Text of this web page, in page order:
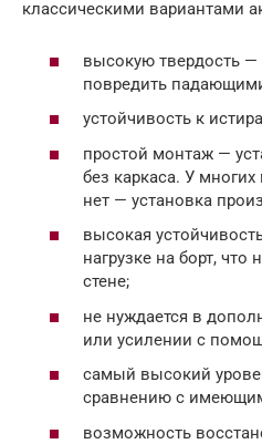
классическими вариантами
высокую твердость
повредить
устойчивость к
простой монтаж —
без каркаса. У
нет — установка
высокая
нагрузке на борт, что
стене;
не нуждается в
или усилении с
самый высокий
сравнению с
возможность